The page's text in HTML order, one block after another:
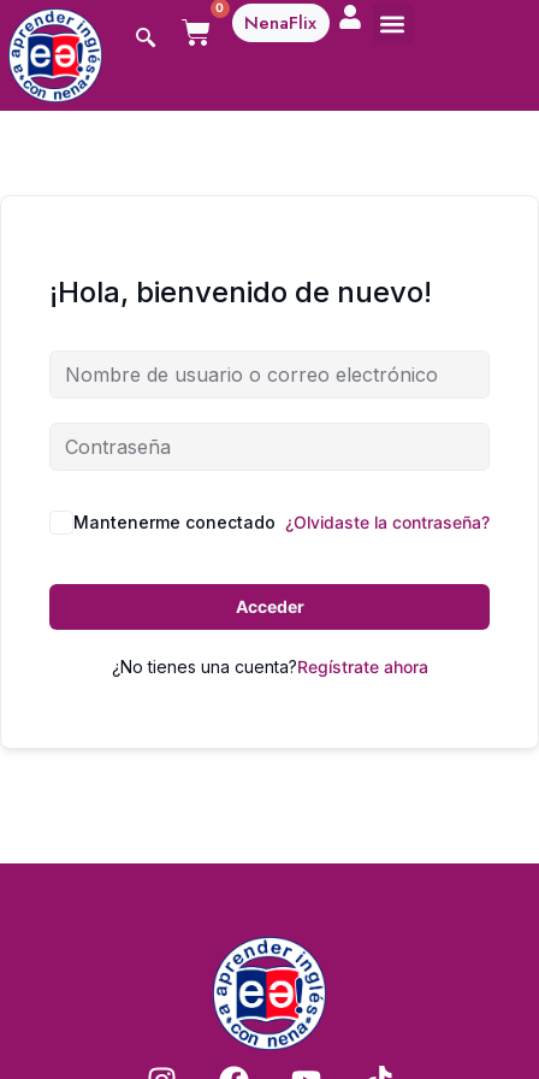
0
NenaFlix
¡Hola, bienvenido de nuevo!
Mantenerme conectado ¿Olvidaste la contraseña?
Acceder
¿No tienes una cuenta?Regístrate ahora